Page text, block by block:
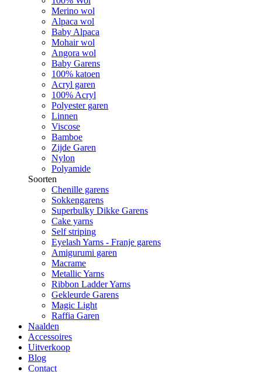
Merino wol
Alpaca wol
Baby Alpaca
Mohair wol
Angora wol
Baby Garens
100% katoen
Acryl garen
100% Acryl
Polyester garen
Linnen
Viscose
Bamboe
Zijde Garen
Nylon
Polyamide
Soorten
Chenille garens
Sokkengarens
Superbulky Dikke Garens
Cake yarns
Self striping
Eyelash Yarns - Franje garens
Amigurumi garen
Macrame
Metallic Yarns
Ribbon Ladder Yarns
Gekleurde Garens
Magic Light
Raffia Garen
Naalden
Accessoires
Uitverkoop
Blog
Contact